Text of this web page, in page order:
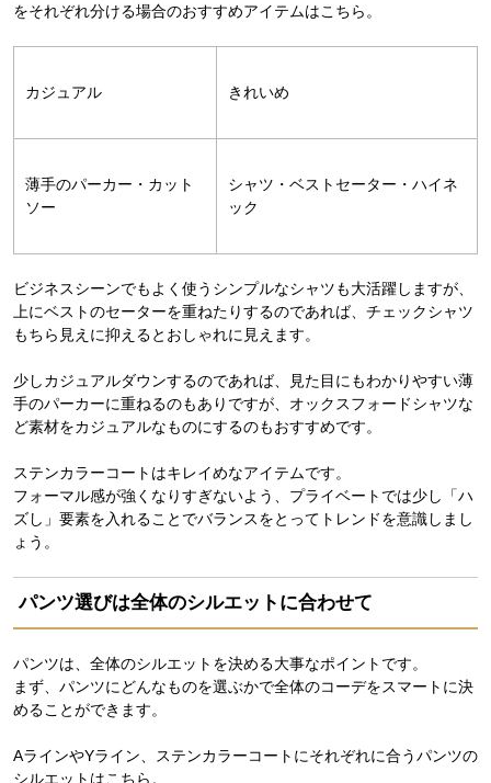
をそれぞれ分ける場合のおすすめアイテムはこちら。
カジュアル きれいめ
薄手のパーカー・カット
ソー
シャツ・ベストセーター・ハイネ
ック
ビジネスシーンでもよく使うシンプルなシャツも大活躍しますが、
上にベストのセーターを重ねたりするのであれば、チェックシャツ
もちら見えに抑えるとおしゃれに見えます。
少しカジュアルダウンするのであれば、見た目にもわかりやすい薄
手のパーカーに重ねるのもありですが、オックスフォードシャツな
ど素材をカジュアルなものにするのもおすすめです。
ステンカラーコートはキレイめなアイテムです。
フォーマル感が強くなりすぎないよう、プライベートでは少し「ハ
ズし」要素を入れることでバランスをとってトレンドを意識しまし
ょう。
パンツ選びは全体のシルエットに合わせて
パンツは、全体のシルエットを決める大事なポイントです。
まず、パンツにどんなものを選ぶかで全体のコーデをスマートに決
めることができます。
AラインやYライン、ステンカラーコートにそれぞれに合うパンツの
シルエットはこちら。